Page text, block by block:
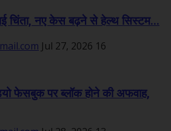
चिंता, नए केस बढ़ने से हेल्थ सिस्टम...
Jul 27, 2026 16
फेसबुक पर ब्लॉक होने की अफवाह,